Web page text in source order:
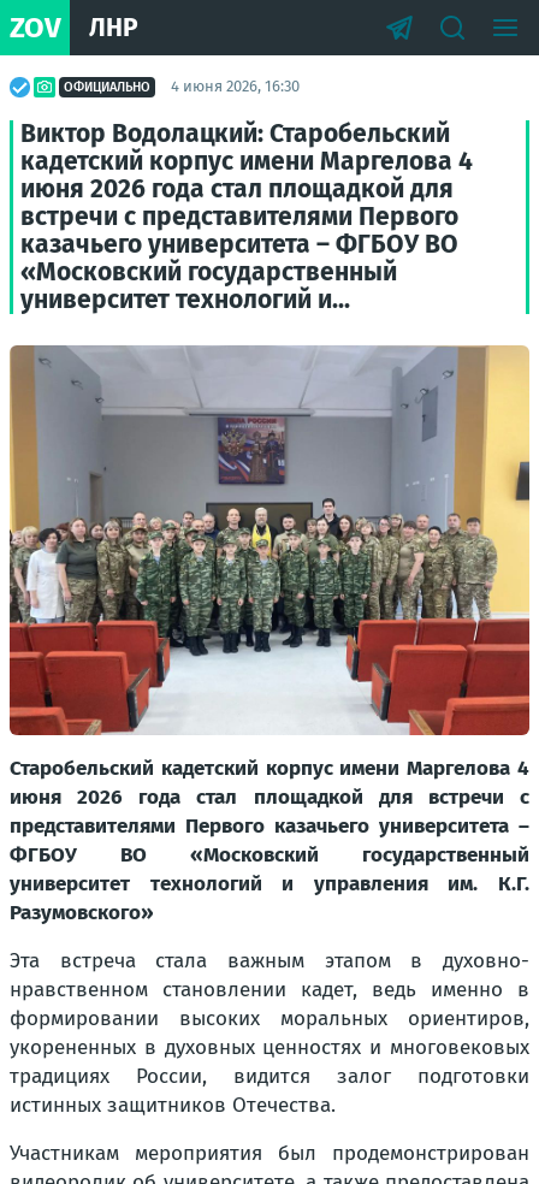
ZOV ЛНР
ОФИЦИАЛЬНО 4 июня 2026, 16:30
Виктор Водолацкий: Старобельский
кадетский корпус имени Маргелова 4
июня 2026 года стал площадкой для
встречи с представителями Первого
казачьего университета – ФГБОУ ВО
«Московский государственный
университет технологий и...
Старобельский кадетский корпус имени Маргелова 4
июня 2026 года стал площадкой для встречи с
представителями Первого казачьего университета –
ФГБОУ ВО «Московский государственный
университет технологий и управления им. К.Г.
Разумовского»
Эта встреча стала важным этапом в духовно-
нравственном становлении кадет, ведь именно в
формировании высоких моральных ориентиров,
укорененных в духовных ценностях и многовековых
традициях России, видится залог подготовки
истинных защитников Отечества.
Участникам мероприятия был продемонстрирован